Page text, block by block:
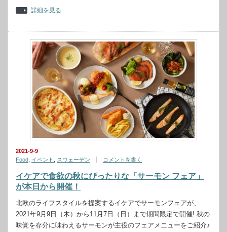
詳細を見る
2021-9-9
Food イベント スウェーデン コメントを書く
イケアで食欲の秋にぴったりな「サーモン フェア」
が本日から開催！
北欧のライフスタイルを提案するイケアでサーモンフェアが、
2021年9月9日（木）から11月7日（日）まで期間限定で開催! 秋の
味覚を存分に味わえるサーモンが主役のフェアメニューをご紹介♪